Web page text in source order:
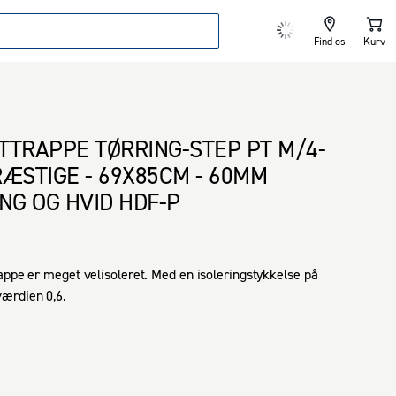
Find os Kurv
TØRRING-STEP PT M/4-
- 69X85CM - 60MM
OG HVID HDF-P
er meget velisoleret. Med en isoleringstykkelse på
0,6.
tæthedskrav med en tæthedsklasse på 4.